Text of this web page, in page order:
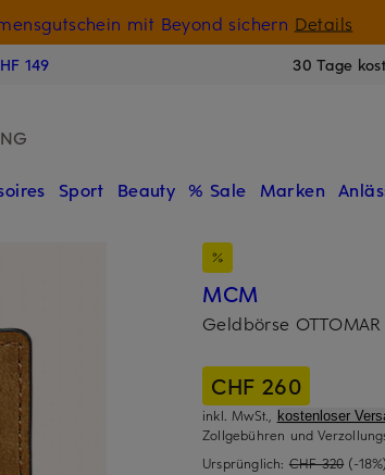
mit Beyond sichern Details
149 30 Tage
Sport Beauty % Sale Marken
MCM
Geldbörse OTTOMAR
CHF 260
inkl. MwSt., kostenloser
Zollgebühren und
Ursprünglich: CHF 320 (-18%)